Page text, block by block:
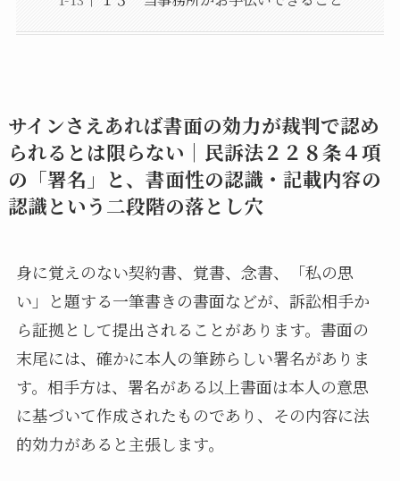
サインさえあれば書面の効力が裁判で認め
られるとは限らない｜民訴法２２８条４項
の「署名」と、書面性の認識・記載内容の
認識という二段階の落とし穴
身に覚えのない契約書、覚書、念書、「私の思
い」と題する一筆書きの書面などが、訴訟相手か
ら証拠として提出されることがあります。書面の
末尾には、確かに本人の筆跡らしい署名がありま
す。相手方は、署名がある以上書面は本人の意思
に基づいて作成されたものであり、その内容に法
的効力があると主張します。